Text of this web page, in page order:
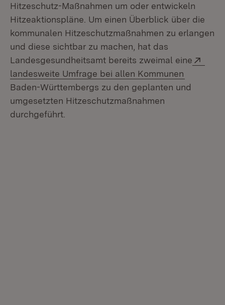
Hitzeschutz-Maßnahmen um oder entwickeln
Hitzeaktionspläne. Um einen Überblick über die
kommunalen Hitzeschutzmaßnahmen zu erlangen
und diese sichtbar zu machen, hat das
Landesgesundheitsamt bereits zweimal eine
landesweite Umfrage bei allen Kommunen
Baden-Württembergs zu den geplanten und
umgesetzten Hitzeschutzmaßnahmen
durchgeführt.